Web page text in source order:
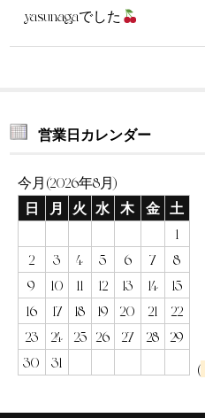
yasunagaでした
営業日カレンダー
今月(2026年8月)
日
月 火 水 木 金
土
1
2
3 4 5 6 7
8
9
10 11 12 13 14
15
16
17 18 19 20 21
22
23
24 25 26 27 28
29
30
31
(